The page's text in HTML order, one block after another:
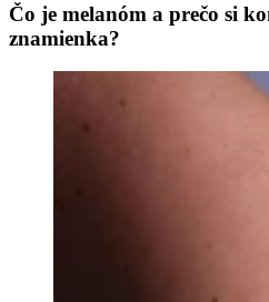
Čo je melanóm a prečo si
znamienka?